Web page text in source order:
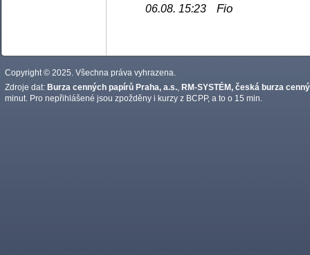
06.08. 15:23 Fio
Copyright © 2025. Všechna práva vyhrazena.
Zdroje dat: Burza cenných papírů Praha, a.s. RM-SYSTÉM, česká burza
minut. Pro nepřihlášené jsou zpožděny i kurzy z BCPP, a to o 15 min.